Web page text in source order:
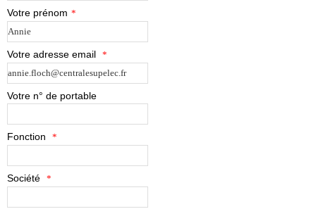
Votre prénom *
Votre adresse email *
Votre n° de portable
Fonction *
Société *